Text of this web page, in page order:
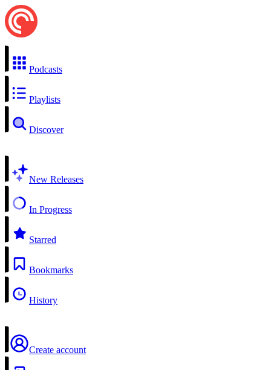
Podcasts
Playlists
Discover
New Releases
In Progress
Starred
Bookmarks
History
Create account